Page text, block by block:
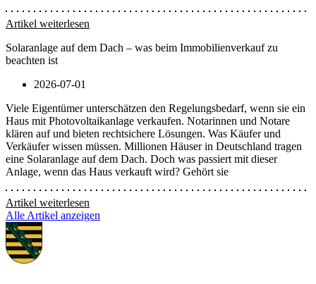
Artikel weiterlesen
Solaranlage auf dem Dach – was beim Immobilienverkauf zu
beachten ist
2026-07-01
Viele Eigentümer unterschätzen den Regelungsbedarf, wenn sie ein
Haus mit Photovoltaikanlage verkaufen. Notarinnen und Notare
klären auf und bieten rechtsichere Lösungen. Was Käufer und
Verkäufer wissen müssen. Millionen Häuser in Deutschland tragen
eine Solaranlage auf dem Dach. Doch was passiert mit dieser
Anlage, wenn das Haus verkauft wird? Gehört sie
Artikel weiterlesen
Alle Artikel anzeigen